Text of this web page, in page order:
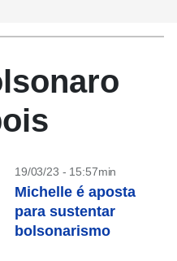
19/03/23 - 15:57min
Michelle é aposta
para sustentar
bolsonarismo